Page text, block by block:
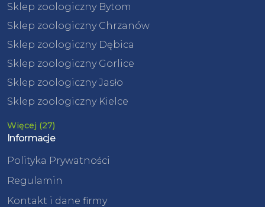
Sklep zoologiczny Bytom
Sklep zoologiczny Chrzanów
Sklep zoologiczny Dębica
Sklep zoologiczny Gorlice
Sklep zoologiczny Jasło
Sklep zoologiczny Kielce
Więcej (27)
Informacje
Polityka Prywatności
Regulamin
Kontakt i dane firmy